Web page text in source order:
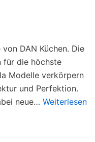
DAN Küchen. Die
für die höchste
Modelle verkörpern
und Perfektion.
neue… Weiterlesen